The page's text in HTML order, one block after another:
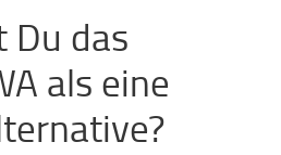
Du das
als eine